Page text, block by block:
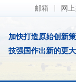
邮箱 网
加快打造原始创新
技强国作出新的更大